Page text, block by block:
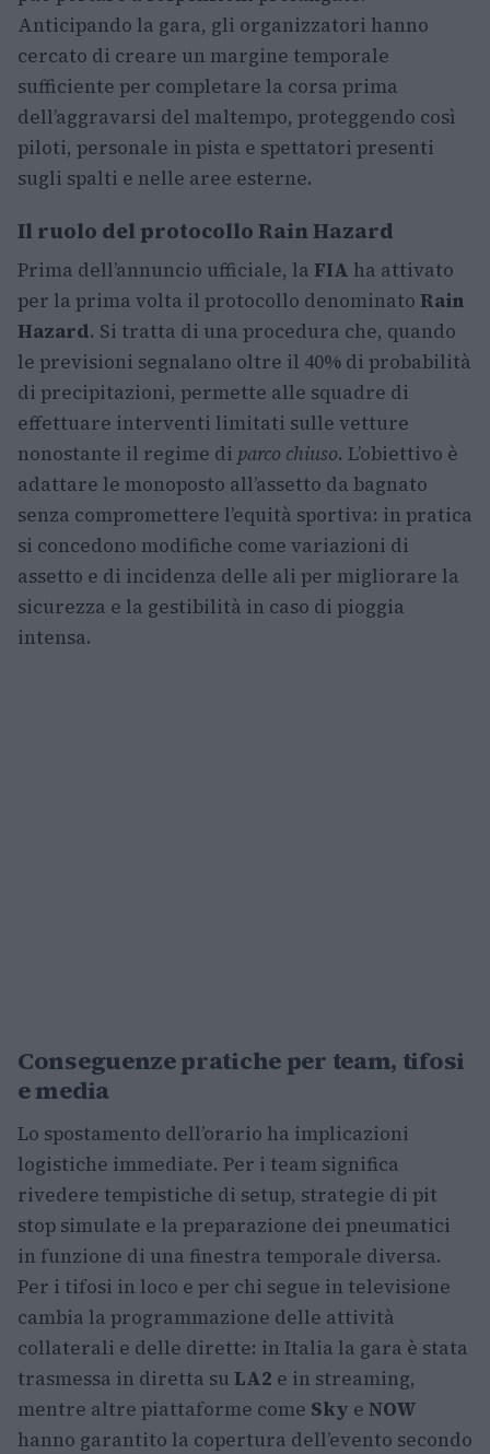
Anticipando la gara, gli organizzatori hanno
cercato di creare un margine temporale
sufficiente per completare la corsa prima
dell’aggravarsi del maltempo, proteggendo così
piloti, personale in pista e spettatori presenti
sugli spalti e nelle aree esterne.
Il ruolo del protocollo Rain Hazard
Prima dell’annuncio ufficiale, la FIA ha attivato
per la prima volta il protocollo denominato Rain
Hazard. Si tratta di una procedura che, quando
le previsioni segnalano oltre il 40% di probabilità
di precipitazioni, permette alle squadre di
effettuare interventi limitati sulle vetture
nonostante il regime di parco chiuso. L’obiettivo è
adattare le monoposto all’assetto da bagnato
senza compromettere l’equità sportiva: in pratica
si concedono modifiche come variazioni di
assetto e di incidenza delle ali per migliorare la
sicurezza e la gestibilità in caso di pioggia
intensa.
Conseguenze pratiche per team, tifosi
e media
Lo spostamento dell’orario ha implicazioni
logistiche immediate. Per i team significa
rivedere tempistiche di setup, strategie di pit
stop simulate e la preparazione dei pneumatici
in funzione di una finestra temporale diversa.
Per i tifosi in loco e per chi segue in televisione
cambia la programmazione delle attività
collaterali e delle dirette: in Italia la gara è stata
trasmessa in diretta su LA2 e in streaming,
mentre altre piattaforme come Sky e NOW
hanno garantito la copertura dell’evento secondo